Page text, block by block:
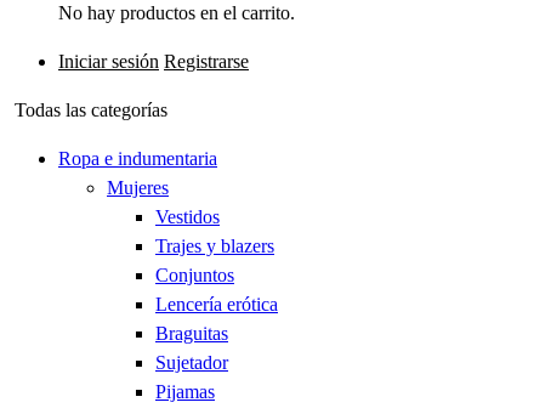
No hay productos en el carrito.
Iniciar sesión Registrarse
Todas las categorías
Ropa e indumentaria
Mujeres
Vestidos
Trajes y blazers
Conjuntos
Lencería erótica
Braguitas
Sujetador
Pijamas